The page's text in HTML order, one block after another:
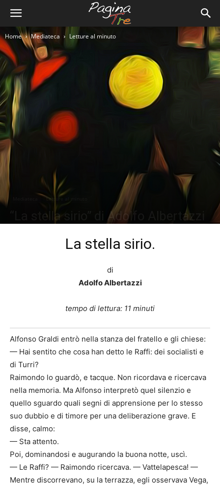
Home Mediateca Letture al minuto
Letture al minuto
“La stella sirio” di Adolfo Albertazzi
La stella sirio.
di
Adolfo Albertazzi
tempo di lettura: 11 minuti
Alfonso Graldi entrò nella stanza del fratello e gli chiese:
— Hai sentito che cosa han detto le Raffi: dei socialisti e
di Turri?
Raimondo lo guardò, e tacque. Non ricordava e ricercava
nella memoria. Ma Alfonso interpretò quel silenzio e
quello sguardo quali segni di apprensione per lo stesso
suo dubbio e di timore per una deliberazione grave. E
disse, calmo:
— Sta attento.
Poi, dominandosi e augurando la buona notte, uscì.
— Le Raffi? — Raimondo ricercava. — Vattelapesca! —
Mentre discorrevano, su la terrazza, egli osservava Vega,